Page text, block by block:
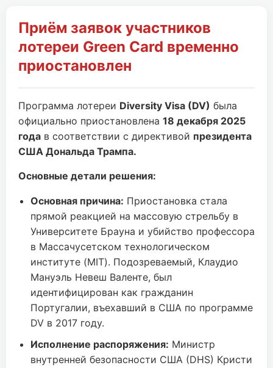
Приём заявок участников
лотереи Green Card временно
приостановлен
Программа лотереи Diversity Visa (DV) была
официально приостановлена 18 декабря 2025
года в соответствии с директивой президента
США Дональда Трампа.
Основные детали решения:
Основная причина: Приостановка стала
прямой реакцией на массовую стрельбу в
Университете Брауна и убийство профессора
в Массачусетском технологическом
институте (MIT). Подозреваемый, Клаудио
Мануэль Невеш Валенте, был
идентифицирован как гражданин
Португалии, въехавший в США по программе
DV в 2017 году.
Исполнение распоряжения: Министр
внутренней безопасности США (DHS) Кристи